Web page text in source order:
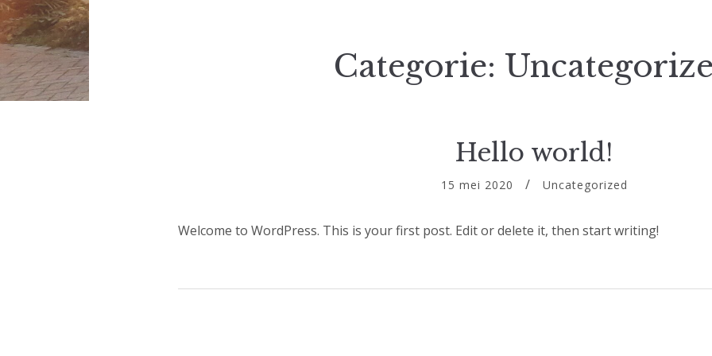
Categorie:
Hello world!
15 mei 2020 Uncategorized
Welcome to WordPress. This is your first post. Edit or delete it, then start writing!